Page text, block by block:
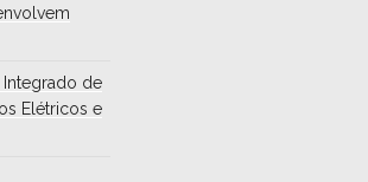
Integrado de
Elétricos e